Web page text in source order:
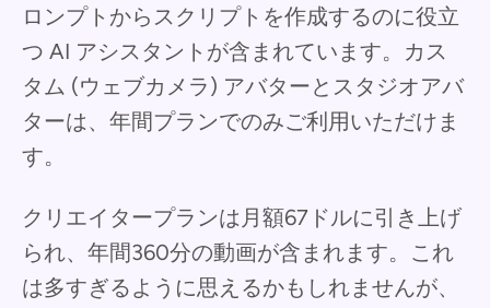
ロンプトからスクリプトを作成するのに役立
つ AI アシスタントが含まれています。カス
タム (ウェブカメラ) アバターとスタジオアバ
ターは、年間プランでのみご利用いただけま
す。
クリエイタープランは月額67ドルに引き上げ
られ、年間360分の動画が含まれます。これ
は多すぎるように思えるかもしれませんが、